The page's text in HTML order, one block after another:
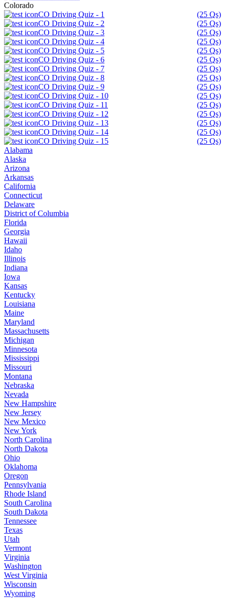
Colorado
CO Driving Quiz - 1
(25 Qs)
CO Driving Quiz - 2
(25 Qs)
CO Driving Quiz - 3
(25 Qs)
CO Driving Quiz - 4
(25 Qs)
CO Driving Quiz - 5
(25 Qs)
CO Driving Quiz - 6
(25 Qs)
CO Driving Quiz - 7
(25 Qs)
CO Driving Quiz - 8
(25 Qs)
CO Driving Quiz - 9
(25 Qs)
CO Driving Quiz - 10
(25 Qs)
CO Driving Quiz - 11
(25 Qs)
CO Driving Quiz - 12
(25 Qs)
CO Driving Quiz - 13
(25 Qs)
CO Driving Quiz - 14
(25 Qs)
CO Driving Quiz - 15
(25 Qs)
Alabama
Alaska
Arizona
Arkansas
California
Connecticut
Delaware
District of Columbia
Florida
Georgia
Hawaii
Idaho
Illinois
Indiana
Iowa
Kansas
Kentucky
Louisiana
Maine
Maryland
Massachusetts
Michigan
Minnesota
Mississippi
Missouri
Montana
Nebraska
Nevada
New Hampshire
New Jersey
New Mexico
New York
North Carolina
North Dakota
Ohio
Oklahoma
Oregon
Pennsylvania
Rhode Island
South Carolina
South Dakota
Tennessee
Texas
Utah
Vermont
Virginia
Washington
West Virginia
Wisconsin
Wyoming